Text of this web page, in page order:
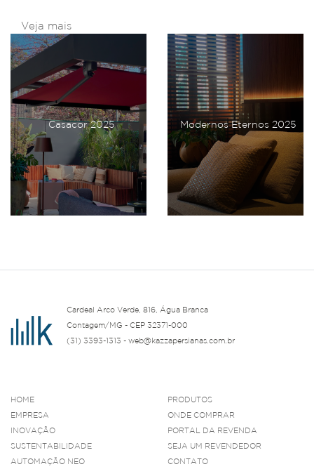
Veja mais
Casacor 2025 Modernos Eternos 2025
Cardeal Arco Verde, 816, Água Branca
Contagem/MG - CEP 32371-000
(31) 3393-1313 - web@kazzapersianas.com.br
HOME
EMPRESA
INOVAÇÃO
SUSTENTABILIDADE
AUTOMAÇÃO NEO
PRODUTOS
ONDE COMPRAR
PORTAL DA REVENDA
SEJA UM REVENDEDOR
CONTATO